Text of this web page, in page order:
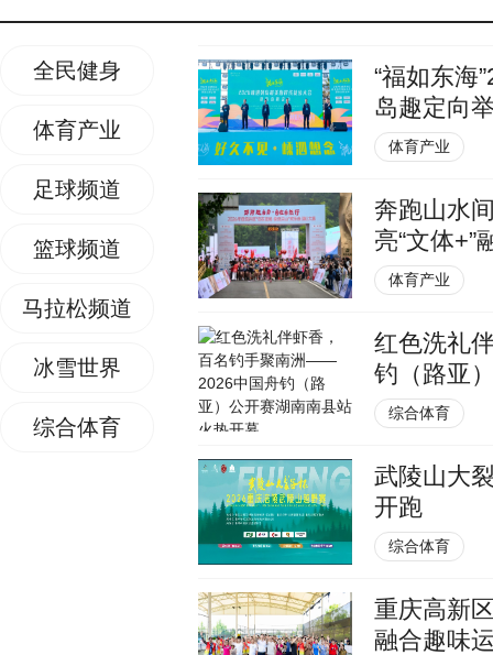
全民健身
体育产业
足球频道
篮球频道
马拉松频道
冰雪世界
综合体育
“福如东海
岛趣定向
体育产业
奔跑山水
亮“文体+”
体育产业
红色洗礼
钓（路亚
综合体育
武陵山大
开跑
综合体育
重庆高新
融合趣味